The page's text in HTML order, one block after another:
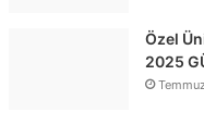
Özel
2025